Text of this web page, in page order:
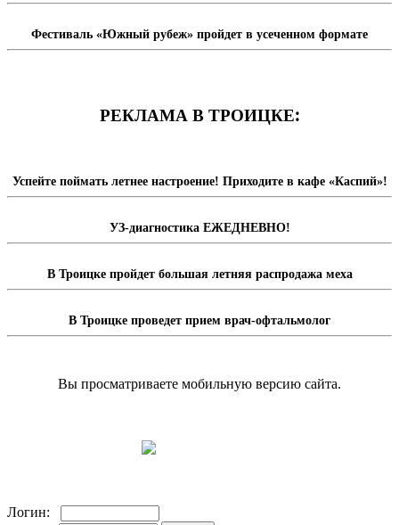
Фестиваль «Южный рубеж» пройдет в усеченном формате
РЕКЛАМА В ТРОИЦКЕ:
Успейте поймать летнее настроение! Приходите в кафе «Каспий»!
УЗ-диагностика ЕЖЕДНЕВНО!
В Троицке пройдет большая летняя распродажа меха
В Троицке проведет прием врач-офтальмолог
Вы просматриваете мобильную версию сайта.
Логин: